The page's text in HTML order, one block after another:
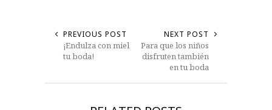
PREVIOUS POST
¡Endulza con miel
tu boda!
NEXT POST
Para que los niños
disfruten también
en tu boda